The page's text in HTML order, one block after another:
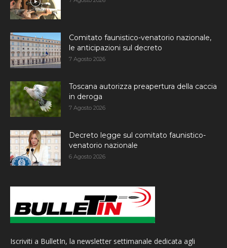
Comitato faunistico-venatorio nazionale,
le anticipazioni sul decreto
7 Agosto 2026
Toscana autorizza preapertura della caccia
in deroga
7 Agosto 2026
Decreto legge sul comitato faunistico-
venatorio nazionale
6 Agosto 2026
Iscriviti a BulletIn, la newsletter settimanale dedicata agli